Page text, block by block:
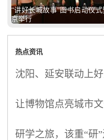
“讲好长城故事”图书启动仪
京举行
热点资讯
沈阳、延安联动上
让博物馆点亮城市
研学之旅，该重“研”